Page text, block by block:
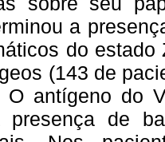
a
do estado
(143 de
O antígeno do
de